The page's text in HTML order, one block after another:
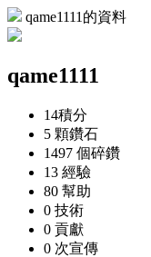
qame1111的資料
qame1111
14積分
5 顆鑽石
1497 個碎鑽
13 經驗
80 幫助
0 技術
0 貢獻
0 次宣傳